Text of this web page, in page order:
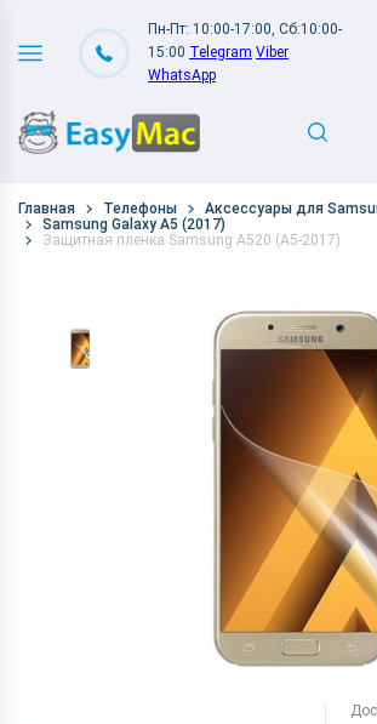
Пн-Пт: 10:00-17:00, Сб:10:00-
15:00 Telegram Viber
WhatsApp
Главная Телефоны
Аксессуары для
Samsung Galaxy A5 (2017)
Защитная пленка Samsung A520 (A5-2017)